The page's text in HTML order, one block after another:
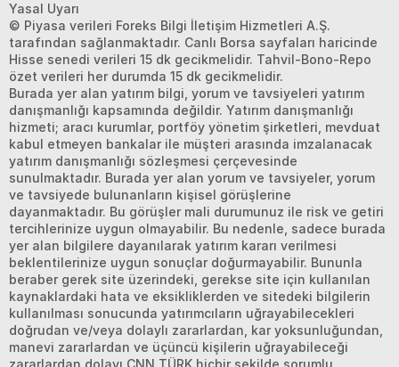
Yasal Uyarı
© Piyasa verileri Foreks Bilgi İletişim Hizmetleri A.Ş.
tarafından sağlanmaktadır. Canlı Borsa sayfaları haricinde
Hisse senedi verileri 15 dk gecikmelidir. Tahvil-Bono-Repo
özet verileri her durumda 15 dk gecikmelidir.
Burada yer alan yatırım bilgi, yorum ve tavsiyeleri yatırım
danışmanlığı kapsamında değildir. Yatırım danışmanlığı
hizmeti; aracı kurumlar, portföy yönetim şirketleri, mevduat
kabul etmeyen bankalar ile müşteri arasında imzalanacak
yatırım danışmanlığı sözleşmesi çerçevesinde
sunulmaktadır. Burada yer alan yorum ve tavsiyeler, yorum
ve tavsiyede bulunanların kişisel görüşlerine
dayanmaktadır. Bu görüşler mali durumunuz ile risk ve getiri
tercihlerinize uygun olmayabilir. Bu nedenle, sadece burada
yer alan bilgilere dayanılarak yatırım kararı verilmesi
beklentilerinize uygun sonuçlar doğurmayabilir. Bununla
beraber gerek site üzerindeki, gerekse site için kullanılan
kaynaklardaki hata ve eksikliklerden ve sitedeki bilgilerin
kullanılması sonucunda yatırımcıların uğrayabilecekleri
doğrudan ve/veya dolaylı zararlardan, kar yoksunluğundan,
manevi zararlardan ve üçüncü kişilerin uğrayabileceği